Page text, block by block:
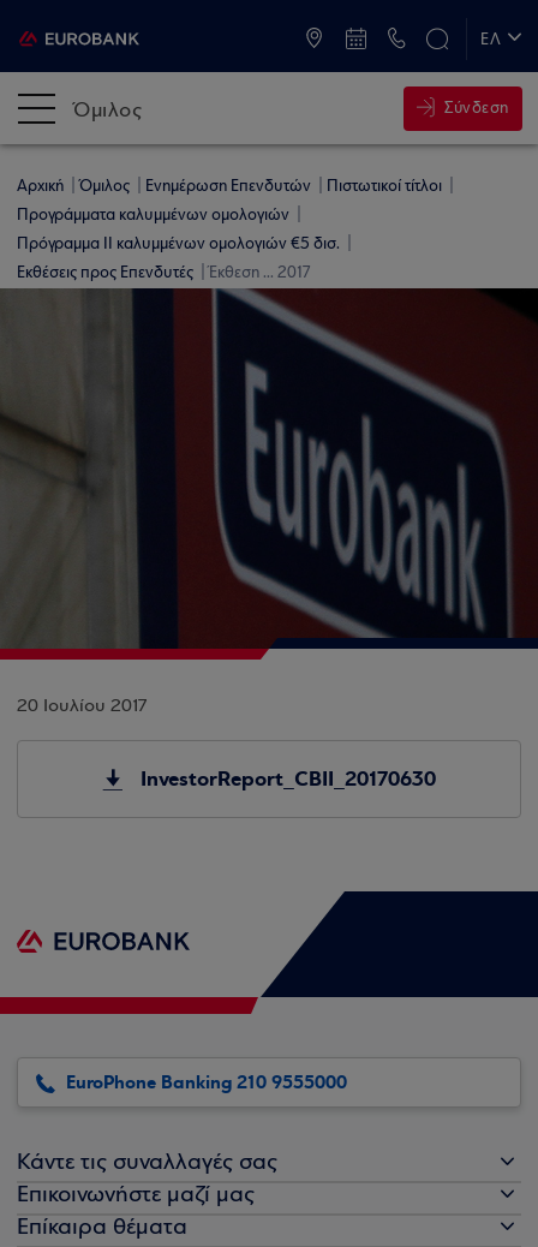
ΕΛ
Όμιλος Σύνδεση
Αρχική Όμιλος Ενημέρωση Επενδυτών
Πιστωτικοί τίτλοι
Προγράμματα καλυμμένων ομολογιών
Πρόγραμμα ΙΙ καλυμμένων ομολογιών €5 δισ.
Εκθέσεις προς Επενδυτές
Έκθεση ... 2017
20 Ιουλίου 2017
InvestorReport_CBII_20170630
EuroPhone Banking 210 9555000
Κάντε τις συναλλαγές σας
Επικοινωνήστε μαζί μας
Επίκαιρα θέματα